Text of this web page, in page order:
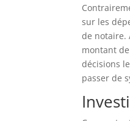
sur les
de notaire.
montant
décisions
passer de